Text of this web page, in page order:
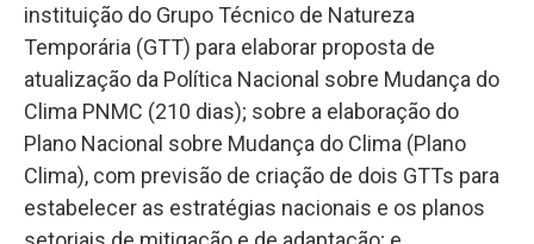
instituição do Grupo Técnico de Natureza
Temporária (GTT) para elaborar proposta de
atualização da Política Nacional sobre Mudança do
Clima PNMC (210 dias); sobre a elaboração do
Plano Nacional sobre Mudança do Clima (Plano
Clima), com previsão de criação de dois GTTs para
estabelecer as estratégias nacionais e os planos